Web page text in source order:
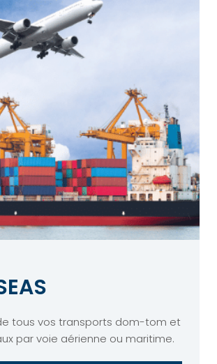
tous vos transports dom-tom et
par voie aérienne ou maritime.